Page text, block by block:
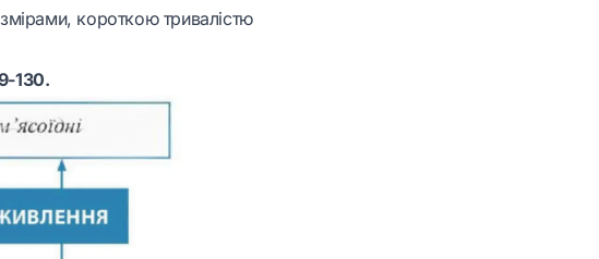
короткою тривалістю
130.